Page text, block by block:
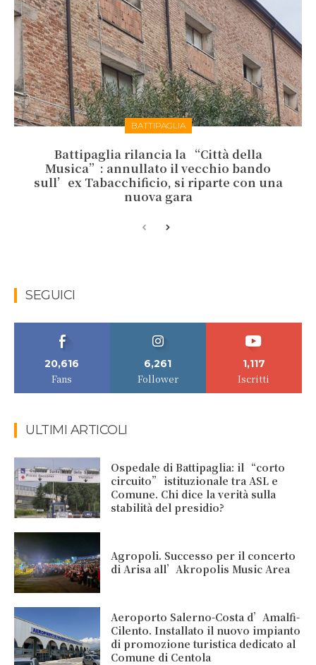
BATTIPAGLIA
Battipaglia rilancia la “Città della
Musica”: annullato il vecchio bando
sull’ex Tabacchificio, si riparte con una
nuova gara
SEGUICI
20,616
Fans
6,261
Follower
1,117
Iscritti
ULTIMI ARTICOLI
Ospedale di Battipaglia: il “corto
circuito” istituzionale tra ASL e
Comune. Chi dice la verità sulla
stabilità del presidio?
Agropoli. Successo per il concerto
di Arisa all’Akropolis Music Area
Aeroporto Salerno-Costa d’Amalfi-
Cilento. Installato il nuovo impianto
di promozione turistica dedicato al
Comune di Centola